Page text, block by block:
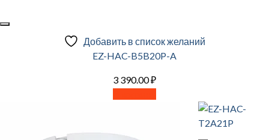
Добавить в список желаний
EZ-HAC-B5B20P-A
3 390.00₽